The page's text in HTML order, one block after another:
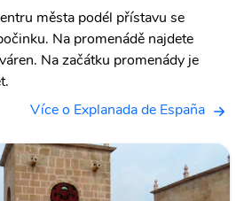
města podél přístavu se
Na promenádě najdete
Na začátku promenády je
Více o Explanada de España